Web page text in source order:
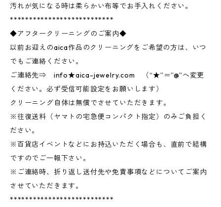
汚れが気になる時は柔らかい布等でお手入れください。
***************************
◆アフタークリーニングのご案内◆
以前お迎えのaica作品のクリーニングをご希望の方は、いつ
でもご連絡ください。
ご連絡先⇒ info★aica-jewelry.com （“★”＝”@”へ変更
ください。必ず受信可能設定をお願いします）
クリーニング自体は無償でさせていただきます。
※往復送料（ヤマトの宅急便コンパクト指定）のみご負担く
ださい。
※百貨店イベントなどにお持込いただく場合も、直前で結構
ですのでご一報下さい。
※ご連絡時、折り返し送付先や免責事項などについてご案内
させていただきます。
***************************